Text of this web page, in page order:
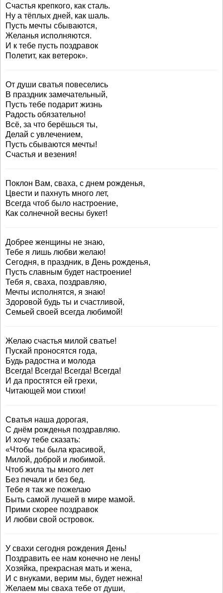
Счастья крепкого, как сталь.
Ну а тёплых дней, как шаль.
Пусть мечты сбываются,
Желанья исполняются.
И к тебе пусть поздравок
Полетит, как ветерок».
От души сватья повеселись
В праздник замечательный,
Пусть тебе подарит жизнь
Радость обязательно!
Всё, за что берёшься ты,
Делай с увлечением,
Пусть сбываются мечты!
Счастья и везения!
Поклон Вам, сваха, с днем рожденья,
Цвести и пахнуть много лет,
Всегда чтоб было настроение,
Как солнечной весны букет!
Добрее женщины не знаю,
Тебе я лишь любви желаю!
Сегодня, в праздник, в День рожденья,
Пусть славным будет настроение!
Тебя я, сваха, поздравляю,
Мечты исполнятся, я знаю!
Здоровой будь ты и счастливой,
Семьей своей всегда любимой!
Желаю счастья милой сватье!
Пускай проносятся года,
Будь радостна и молода
Всегда! Всегда! Всегда! Всегда!
И да простятся ей грехи,
Читающей мои стихи!
Сватья наша дорогая,
С днём рожденья поздравляю.
И хочу тебе сказать:
«Чтобы ты была красивой,
Милой, доброй и любимой.
Чтоб жила ты много лет
Без печали и без бед.
Тебе я так же пожелаю
Быть самой лучшей в мире мамой.
Прими скорее поздравок
И любви свой островок.
У свахи сегодня рождения День!
Поздравить ее нам конечно не лень!
Хозяйка, прекрасная мать и жена,
И с внуками, верим мы, будет нежна!
Желаем мы сваха тебе от души,